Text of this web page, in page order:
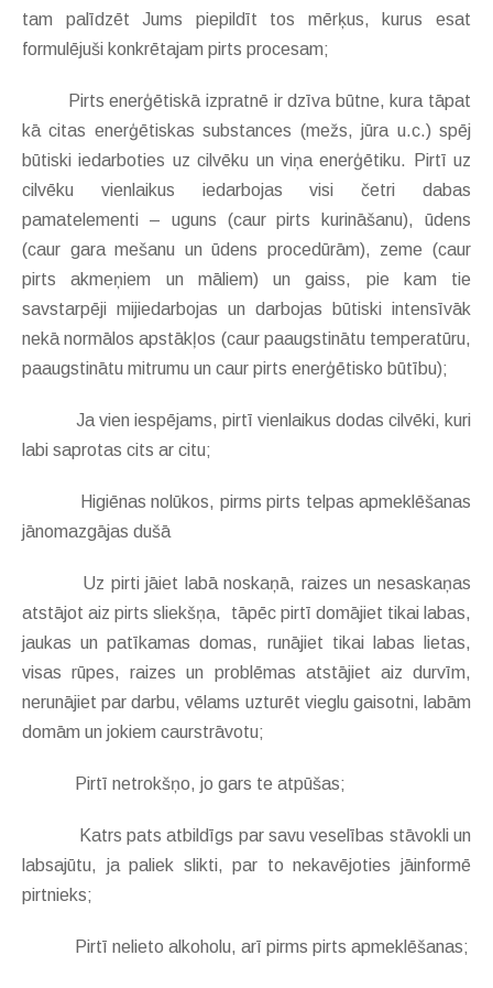
tam palīdzēt Jums piepildīt tos mērķus, kurus esat
formulējuši konkrētajam pirts procesam;
Pirts enerģētiskā izpratnē ir dzīva būtne, kura tāpat
kā citas enerģētiskas substances (mežs, jūra u.c.) spēj
būtiski iedarboties uz cilvēku un viņa enerģētiku. Pirtī uz
cilvēku vienlaikus iedarbojas visi četri dabas
pamatelementi – uguns (caur pirts kurināšanu), ūdens
(caur gara mešanu un ūdens procedūrām), zeme (caur
pirts akmeņiem un māliem) un gaiss, pie kam tie
savstarpēji mijiedarbojas un darbojas būtiski intensīvāk
nekā normālos apstākļos (caur paaugstinātu temperatūru,
paaugstinātu mitrumu un caur pirts enerģētisko būtību);
Ja vien iespējams, pirtī vienlaikus dodas cilvēki, kuri
labi saprotas cits ar citu;
Higiēnas nolūkos, pirms pirts telpas apmeklēšanas
jānomazgājas dušā
Uz pirti jāiet labā noskaņā, raizes un nesaskaņas
atstājot aiz pirts sliekšņa, tāpēc pirtī domājiet tikai labas,
jaukas un patīkamas domas, runājiet tikai labas lietas,
visas rūpes, raizes un problēmas atstājiet aiz durvīm,
nerunājiet par darbu, vēlams uzturēt vieglu gaisotni, labām
domām un jokiem caurstrāvotu;
Pirtī netrokšņo, jo gars te atpūšas;
Katrs pats atbildīgs par savu veselības stāvokli un
labsajūtu, ja paliek slikti, par to nekavējoties jāinformē
pirtnieks;
Pirtī nelieto alkoholu, arī pirms pirts apmeklēšanas;